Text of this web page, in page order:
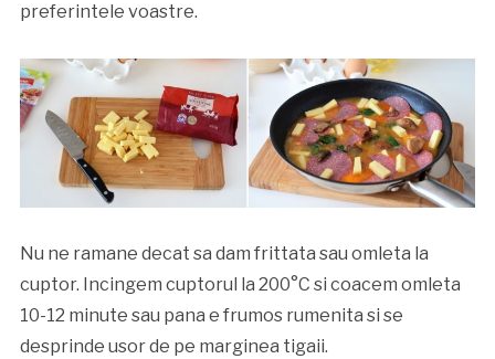
preferintele voastre.
Nu ne ramane decat sa dam frittata sau omleta la
cuptor. Incingem cuptorul la 200°C si coacem omleta
10-12 minute sau pana e frumos rumenita si se
desprinde usor de pe marginea tigaii.